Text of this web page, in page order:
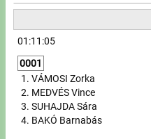
01:11:05
0001
VÁMOSI Zorka
MEDVÉS Vince
SUHAJDA Sára
BAKÓ Barnabás